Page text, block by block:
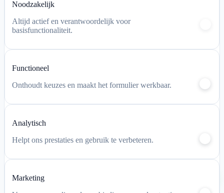
Noodzakelijk
Altijd actief en verantwoordelijk voor
basisfunctionaliteit.
Functioneel
Onthoudt keuzes en maakt het formulier werkbaar.
Analytisch
Helpt ons prestaties en gebruik te verbeteren.
Marketing
Winkelwagen